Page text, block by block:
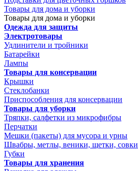
Товары для дома и уборки
Товары для дома и уборки
Одежда для защиты
Электротовары
Удлинители и тройники
Батарейки
Лампы
Товары для консервации
Крышки
Стеклобанки
Приспособления для консервации
Товары для уборки
Тряпки, салфетки из микрофибры
Перчатки
Мешки (пакеты) для мусора и урны
Швабры, метлы, веники, щетки, совки
Губки
Товары для хранения